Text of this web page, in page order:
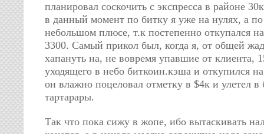
планировал соскочить с экспресса в районе
в данный момент по битку я уже на нулях, а
небольшом плюсе, т.к постепенно откупался
3300. Самый прикол был, когда я, от общей
хапануть на, не вовремя упавшие от клиента,
уходящего в небо биткоин.кэша и откупился
он влажно поцеловал отметку в $4к и улетел
тартарары.
Так что пока сижу в жопе, ибо вытаскивать